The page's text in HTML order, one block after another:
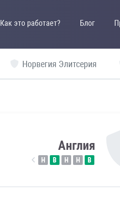
Как это работает? Блог
Норвегия Элитсерия
Англия
Н В Н Н В